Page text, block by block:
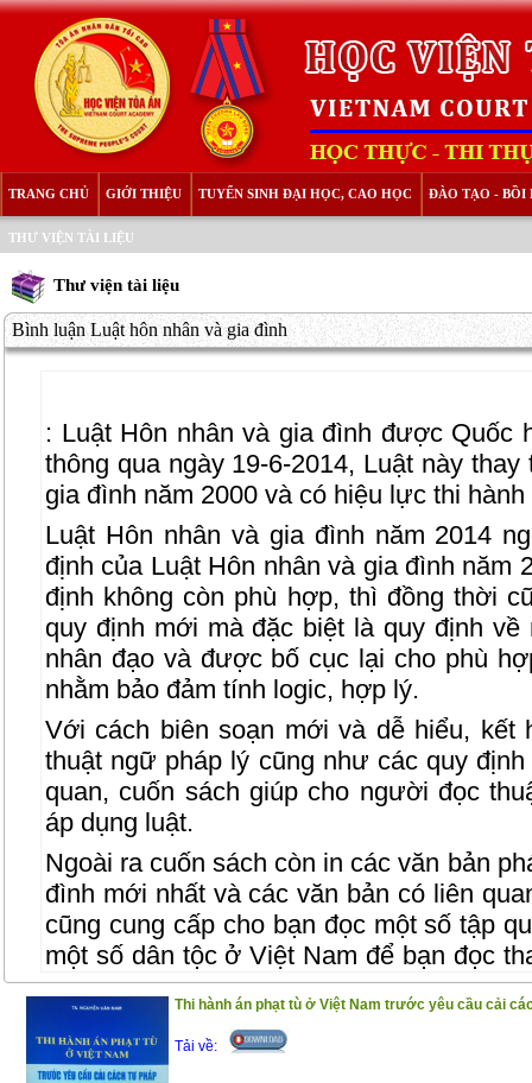
TRANG CHỦ GIỚI THIỆU TUYỂN SINH ĐẠI HỌC, CAO HỌC ĐÀO TẠO - BỒI
THƯ VIỆN TÀI LIỆU
Thư viện tài liệu
Bình luận Luật hôn nhân và gia đình
: Luật Hôn nhân và gia đình được Quốc
thông qua ngày 19-6-2014, Luật này
gia đình năm 2000 và có hiệu lực thi
Luật Hôn nhân và gia đình năm 2014
định của Luật Hôn nhân và gia đình năm
định không còn phù hợp, thì đồng thời
quy định mới mà đặc biệt là quy định
nhân đạo và được bố cục lại cho phù
nhằm bảo đảm tính logic, hợp lý.
Với cách biên soạn mới và dễ hiểu, kết
thuật ngữ pháp lý cũng như các quy
quan, cuốn sách giúp cho người đọc
áp dụng luật.
Ngoài ra cuốn sách còn in các văn bản
đình mới nhất và các văn bản có liên
cũng cung cấp cho bạn đọc một số tập
một số dân tộc ở Việt Nam để bạn đọc
công việc, chuyên môn.
Trân trọng giới thiệu đến bạn đọc !
(7/1/2021)
Thi hành án phạt tù ở Việt Nam trước yêu cầu cải
Tải về: